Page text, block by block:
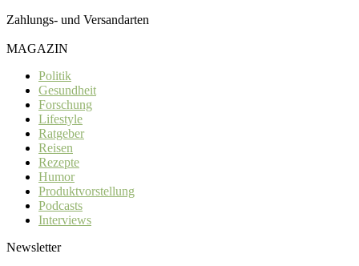
Zahlungs- und Versandarten
MAGAZIN
Politik
Gesundheit
Forschung
Lifestyle
Ratgeber
Reisen
Rezepte
Humor
Produktvorstellung
Podcasts
Interviews
Newsletter